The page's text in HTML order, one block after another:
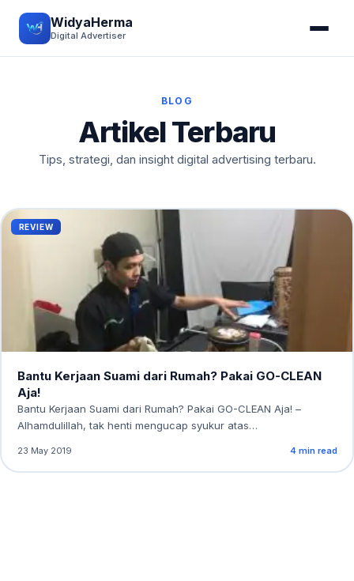
WidyaHerma
Digital Advertiser
BLOG
Artikel Terbaru
Tips, strategi, dan insight digital advertising terbaru.
REVIEW
Bantu Kerjaan Suami dari Rumah? Pakai GO-CLEAN
Aja!
Bantu Kerjaan Suami dari Rumah? Pakai GO-CLEAN Aja! –
Alhamdulillah, tak henti mengucap syukur atas…
23 May 2019 4 min read